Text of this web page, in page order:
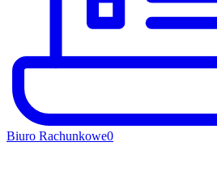
Biuro Rachunkowe0